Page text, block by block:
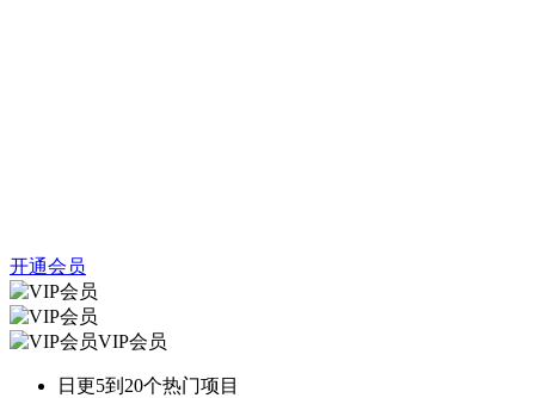
开通会员
VIP会员
日更5到20个热门项目